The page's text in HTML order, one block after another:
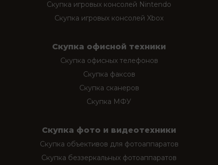
Скупка игровых консолей Nintendo
Скупка игровых консолей Xbox
Скупка офисной техники
Скупка офисных телефонов
Скупка факсов
Скупка сканеров
Скупка МФУ
Скупка фото и видеотехники
Скупка объективов для фотоаппаратов
Скупка беззеркальных фотоаппаратов